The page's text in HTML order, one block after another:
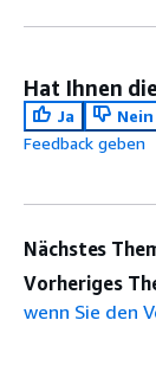
Hat Ihnen
Ja
Nein
Feedback geben
Nächstes
Vorheriges
wenn Sie den